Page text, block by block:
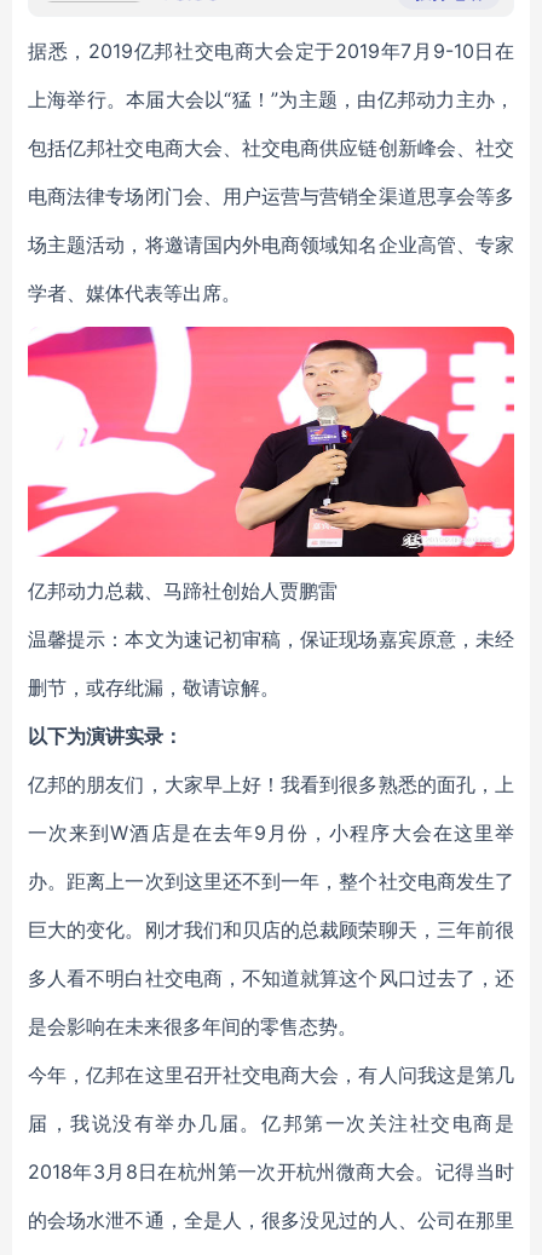
据悉，2019亿邦社交电商大会定于2019年7月9-10日在
上海举行。本届大会以“猛！”为主题，由亿邦动力主办，
包括亿邦社交电商大会、社交电商供应链创新峰会、社交
电商法律专场闭门会、用户运营与营销全渠道思享会等多
场主题活动，将邀请国内外电商领域知名企业高管、专家
学者、媒体代表等出席。
亿邦动力总裁、马蹄社创始人贾鹏雷
温馨提示：本文为速记初审稿，保证现场嘉宾原意，未经
删节，或存纰漏，敬请谅解。
以下为演讲实录：
亿邦的朋友们，大家早上好！我看到很多熟悉的面孔，上
一次来到W酒店是在去年9月份，小程序大会在这里举
办。距离上一次到这里还不到一年，整个社交电商发生了
巨大的变化。刚才我们和贝店的总裁顾荣聊天，三年前很
多人看不明白社交电商，不知道就算这个风口过去了，还
是会影响在未来很多年间的零售态势。
今年，亿邦在这里召开社交电商大会，有人问我这是第几
届，我说没有举办几届。亿邦第一次关注社交电商是
2018年3月8日在杭州第一次开杭州微商大会。记得当时
的会场水泄不通，全是人，很多没见过的人、公司在那里